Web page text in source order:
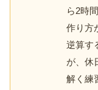
ら2時
作り方
逆算す
が、休
解く練